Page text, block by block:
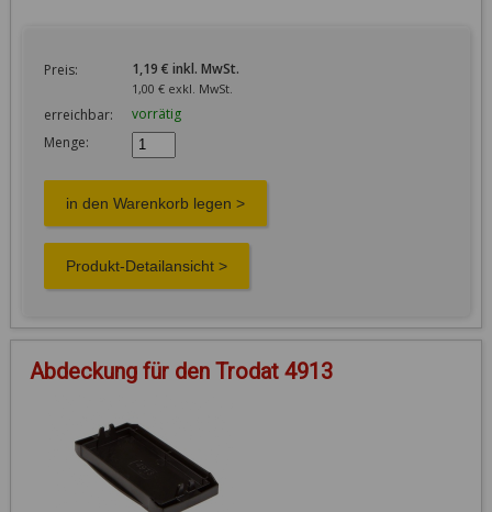
Preis: 1,19 € inkl. MwSt.
1,00 € exkl. MwSt.
erreichbar:
vorrätig
Menge:
Abdeckung für den Trodat 4913